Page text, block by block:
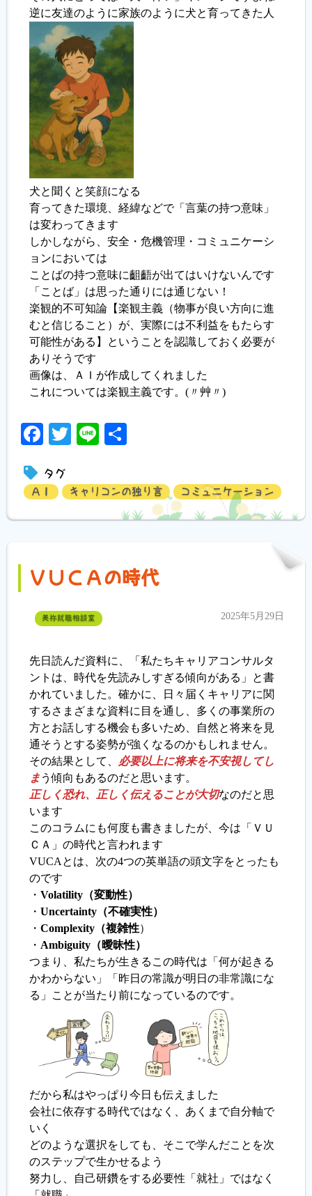
逆に友達のように家族のように犬と育ってきた人
犬と聞くと笑顔になる
育ってきた環境、経緯などで「言葉の持つ意味」
は変わってきます
しかしながら、安全・危機管理・コミュニケーシ
ョンにおいては
ことばの持つ意味に齟齬が出てはいけないんです
「ことば」は思った通りには通じない！
楽観的不可知論【楽観主義（物事が良い方向に進
むと信じること）が、実際には不利益をもたらす
可能性がある】ということを認識しておく必要が
ありそうです
画像は、ＡＩが作成してくれました
これについては楽観主義です。(〃艸〃)
Facebook
Twitter
Line
タグ
ＡＩ キャリコンの独り言 コミュニケーション
ＶＵＣＡの時代
美祢就職相談室 2025年5月29日
先日読んだ資料に、「私たちキャリアコンサルタ
ントは、時代を先読みしすぎる傾向がある」と書
かれていました。確かに、日々届くキャリアに関
するさまざまな資料に目を通し、多くの事業所の
方とお話しする機会も多いため、自然と将来を見
通そうとする姿勢が強くなるのかもしれません。
その結果として、
必要以上に将来を不安視してし
ま う傾向もあるのだと思います。
正しく恐れ、正しく伝えることが大切なのだと思
います
このコラムにも何度も書きましたが、今は「ＶＵ
ＣＡ」の時代と言われます
VUCAとは、次の4つの英単語の頭文字をとったも
のです
・ Volatility（変動性）
・ Uncertainty（不確実性）
・ Complexity（複雑性）
・ Ambiguity（曖昧性）
つまり、私たちが生きるこの時代は「何が起きる
かわからない」「昨日の常識が明日の非常識にな
る」ことが当たり前になっているのです。
だから私はやっぱり今日も伝えました
会社に依存する時代ではなく、あくまで自分軸で
いく
どのような選択をしても、そこで学んだことを次
のステップで生かせるよう
努力し、自己研鑽をする必要性「就社」ではなく